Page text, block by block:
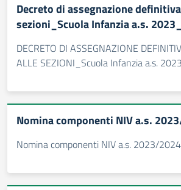
Decreto di assegnazione
sezioni_Scuola Infanzia a.s.
DECRETO DI ASSEGNAZIONE
ALLE SEZIONI_Scuola Infanzia a.s.
Nomina componenti NIV a.s.
Nomina componenti NIV a.s. 2023/2024